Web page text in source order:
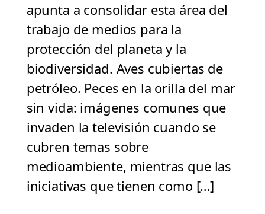
apunta a consolidar esta área del
trabajo de medios para la
protección del planeta y la
biodiversidad. Aves cubiertas de
petróleo. Peces en la orilla del mar
sin vida: imágenes comunes que
invaden la televisión cuando se
cubren temas sobre
medioambiente, mientras que las
iniciativas que tienen como […]